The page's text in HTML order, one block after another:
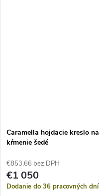
Caramella hojdacie kreslo na
kŕmenie šedé
€853,66 bez DPH
€1 050
Dodanie do 36 pracovných dní